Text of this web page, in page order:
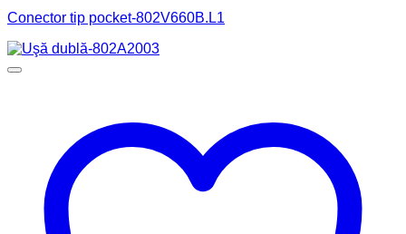
Conector tip pocket-802V660B.L1